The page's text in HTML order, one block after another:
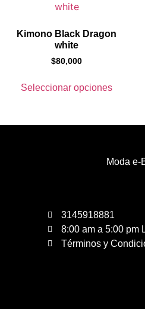
Kimono Black Dragon
white
$80,000
Seleccionar opciones
Moda e-
3145918881
8:00 am a 5:00 pm
Términos y